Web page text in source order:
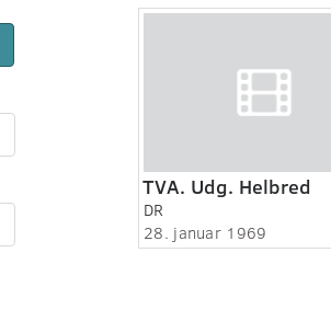
TVA. Udg. Helbred
DR
28. januar 1969